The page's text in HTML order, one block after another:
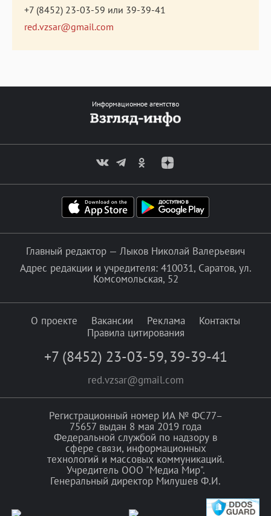
+7 (8452) 23-03-59 или 39-39-41
red.vzsar@gmail.com
Информационное агентство
Главный редактор — Лыков Николай Валерьевич
Адрес редакции и учредителя: 410031, Саратов, ул.
Комсомольская, 52
О проекте Вакансии Реклама
Контакты
Правила цитирования
+7 (8452) 23-03-59, 39-39-41
red.vzsar@gmail.com
Регистрационный номер ИА № ФС77–
75657 выдан 8 мая 2019 года
Федеральной службой по надзору в
сфере связи, информационных
технологий и массовых коммуникаций.
Учредитель ООО "Медиа Мир".
Генеральный директор Милушев Ф.И.